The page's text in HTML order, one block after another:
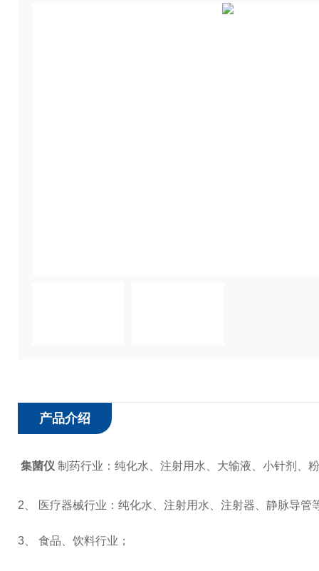
产品介绍
集菌仪 制药行业：纯化水、注射用水、大输液、小针剂、
2、 医疗器械行业：纯化水、注射用水、注射器、静脉导管
3、 食品、饮料行业；